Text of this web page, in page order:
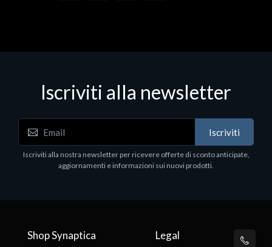
Iscriviti alla newsletter
Iscriviti
Iscriviti alla nostra newsletter per ricevere offerte di sconto anticipate,
aggiornamenti e informazioni sui nuovi prodotti.
Shop Synaptica Legal